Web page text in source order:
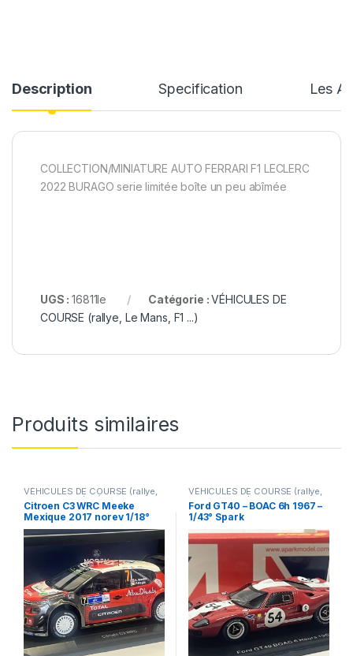
Description Specification Les
COLLECTION/MINIATURE AUTO FERRARI F1 LECLERC
2022 BURAGO serie limitée boîte un peu abîmée
UGS :16811le Catégorie :VÉHICULES DE
COURSE (rallye, Le Mans, F1 ...)
Produits similaires
VÉHICULES DE COURSE (rallye,
Le Mans, F1 ...),VÉHICULES
FRANÇAIS (voitures,camions...)
Citroen C3 WRC Meeke
Mexique 2017 norev 1/18°
VÉHICULES DE COURSE (rallye,
Le Mans, F1 ...)
Ford GT40 – BOAC 6h 1967 –
1/43° Spark